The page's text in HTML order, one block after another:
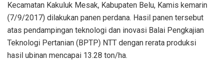
Kecamatan Kakuluk Mesak, Kabupaten Belu, Kamis kemarin
(7/9/2017) dilakukan panen perdana. Hasil panen tersebut
atas pendampingan teknologi dan inovasi Balai Pengkajian
Teknologi Pertanian (BPTP) NTT dengan rerata produksi
hasil ubinan mencapai 13.28 ton/ha.